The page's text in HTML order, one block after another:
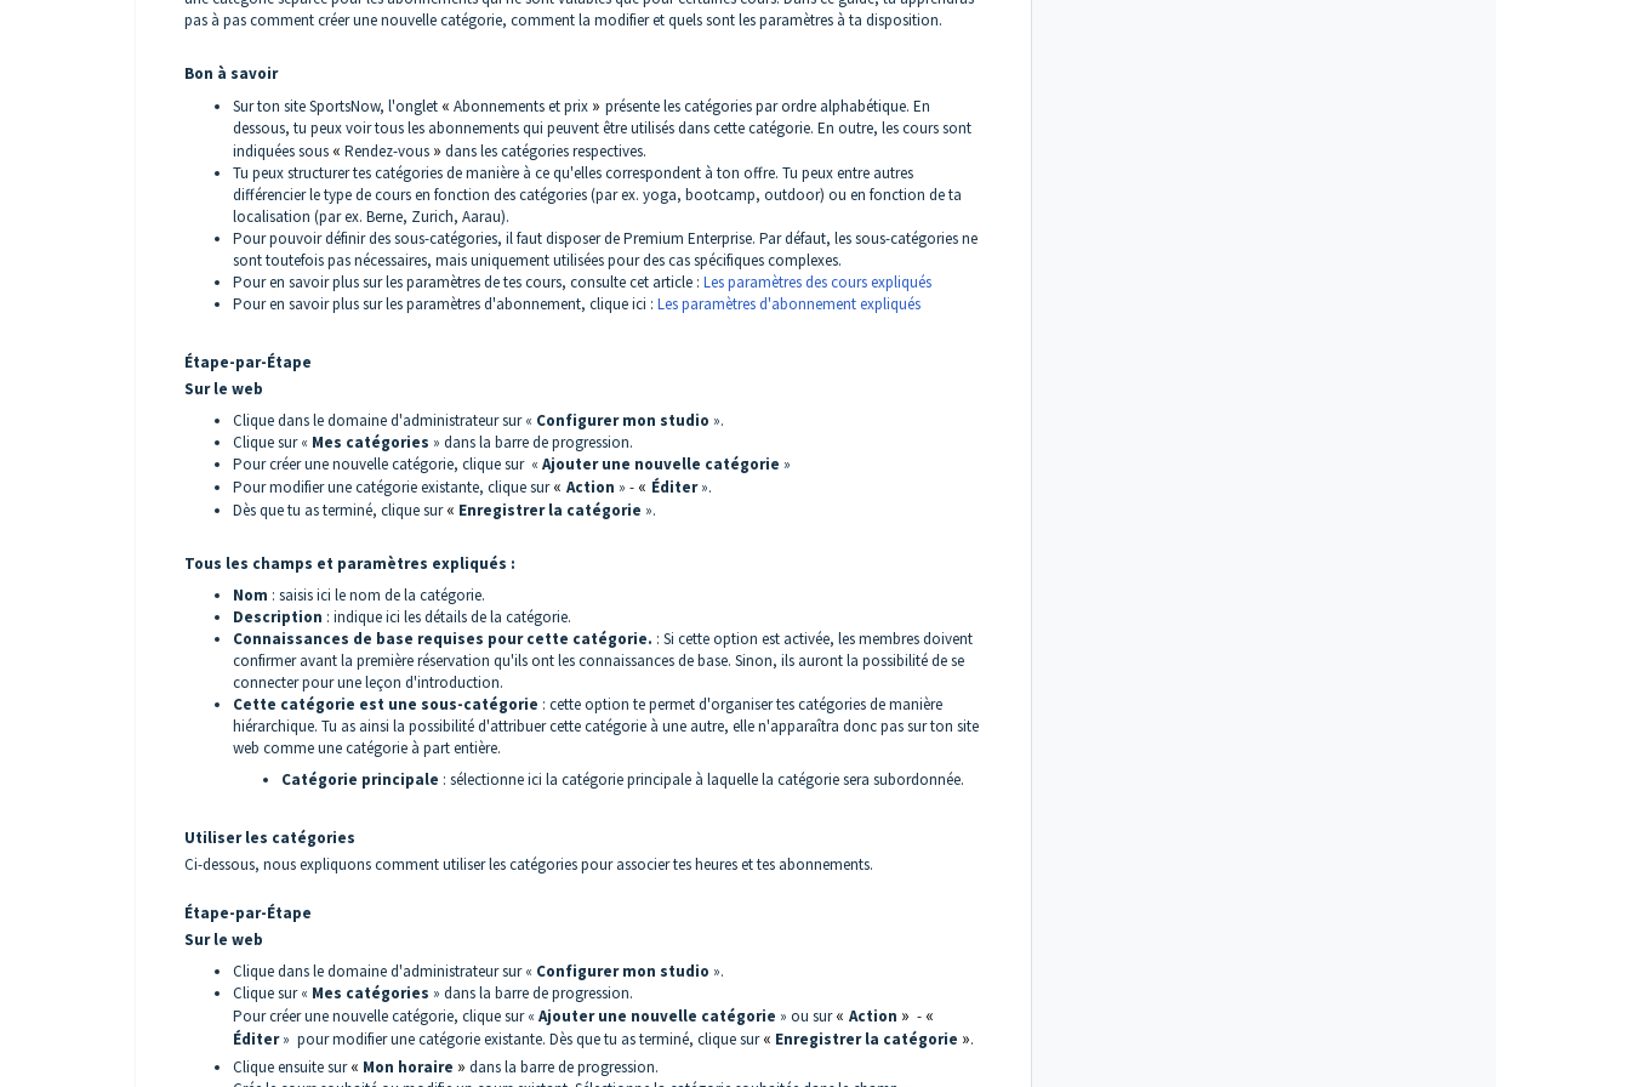
pas à pas comment créer une nouvelle catégorie, comment la modifier et quels sont les paramètres à ta disposition.
Bon à savoir
Sur ton site SportsNow, l'onglet « Abonnements et prix » présente les catégories par ordre alphabétique. En
dessous, tu peux voir tous les abonnements qui peuvent être utilisés dans cette catégorie. En outre, les cours sont
indiquées sous « Rendez-vous » dans les catégories respectives.
Tu peux structurer tes catégories de manière à ce qu'elles correspondent à ton offre. Tu peux entre autres
différencier le type de cours en fonction des catégories (par ex. yoga, bootcamp, outdoor) ou en fonction de ta
localisation (par ex. Berne, Zurich, Aarau).
Pour pouvoir définir des sous-catégories, il faut disposer de Premium Enterprise. Par défaut, les sous-catégories ne
sont toutefois pas nécessaires, mais uniquement utilisées pour des cas spécifiques complexes.
Pour en savoir plus sur les paramètres de tes cours, consulte cet article : Les paramètres des cours expliqués
Pour en savoir plus sur les paramètres d'abonnement, clique ici : Les paramètres d'abonnement expliqués
Étape-par-Étape
Sur le web
Clique dans le domaine d'administrateur sur « Configurer mon studio ».
Clique sur « Mes catégories » dans la barre de progression.
Pour créer une nouvelle catégorie, clique sur « Ajouter une nouvelle catégorie »
Pour modifier une catégorie existante, clique sur« Action » - « Éditer».
Dès que tu as terminé, clique sur« Enregistrer la catégorie ».
Tous les champs et paramètres expliqués :
Nom : saisis ici le nom de la catégorie.
Description : indique ici les détails de la catégorie.
Connaissances de base requises pour cette catégorie. : Si cette option est activée, les membres doivent
confirmer avant la première réservation qu'ils ont les connaissances de base. Sinon, ils auront la possibilité de se
connecter pour une leçon d'introduction.
Cette catégorie est une sous-catégorie : cette option te permet d'organiser tes catégories de manière
hiérarchique. Tu as ainsi la possibilité d'attribuer cette catégorie à une autre, elle n'apparaîtra donc pas sur ton site
web comme une catégorie à part entière.
Catégorie principale : sélectionne ici la catégorie principale à laquelle la catégorie sera subordonnée.
Utiliser les catégories
Ci-dessous, nous expliquons comment utiliser les catégories pour associer tes heures et tes abonnements.
Étape-par-Étape
Sur le web
Clique dans le domaine d'administrateur sur « Configurer mon studio ».
Clique sur « Mes catégories » dans la barre de progression.
Pour créer une nouvelle catégorie, clique sur « Ajouter une nouvelle catégorie » ou sur« Action » - «
Éditer» pour modifier une catégorie existante. Dès que tu as terminé, clique sur« Enregistrer la catégorie ».
Clique ensuite sur« Mon horaire » dans la barre de progression.